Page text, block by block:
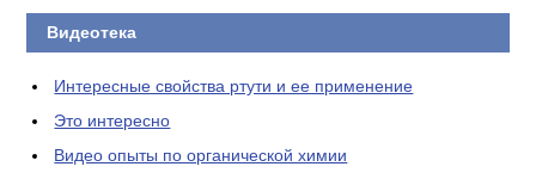
Видеотека
Интересные свойства ртути и ее применение
Это интересно
Видео опыты по органической химии